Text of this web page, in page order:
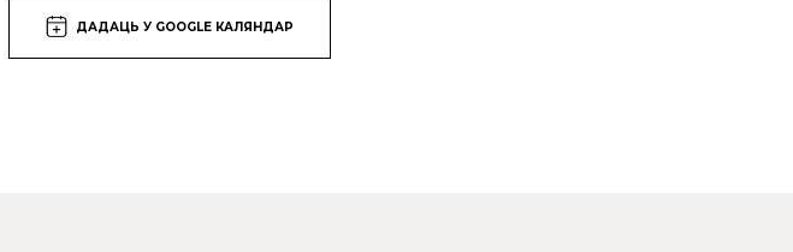
ДАДАЦЬ У GOOGLE КАЛЯНДАР